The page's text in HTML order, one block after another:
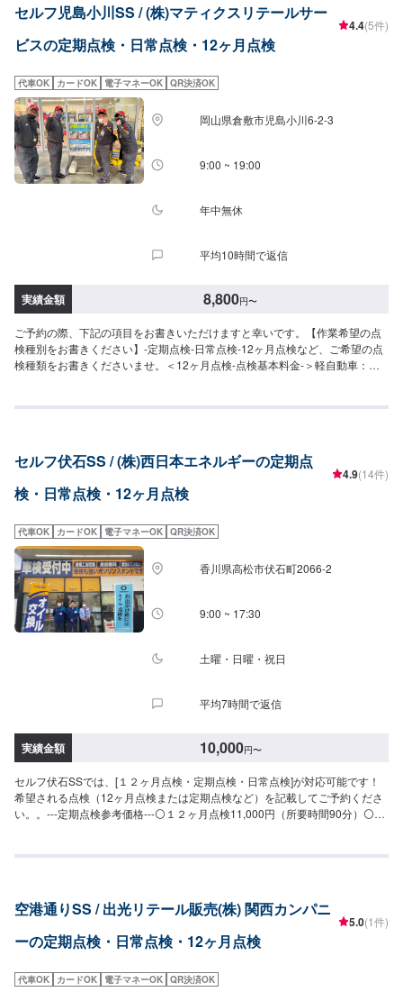
セルフ児島小川SS / (株)マティクスリテールサー
ビスの定期点検・日常点検・12ヶ月点検
4.4(5件)
代車OK カードOK 電子マネーOK QR決済OK
岡山県倉敷市児島小川6-2-3
9:00 ~ 19:00
年中無休
平均10時間で返信
実績金額 8,800円〜
ご予約の際、下記の項目をお書きいただけますと幸いです。【作業希望の点
検種別をお書きください】-定期点検-日常点検-12ヶ月点検など、ご希望の点
検種類をお書きくださいませ。＜12ヶ月点検-点検基本料金-＞軽自動車：
ある場合などは、入庫の際にお伝えくださいませ。同時に診ることも可能で
セルフ伏石SS / (株)西日本エネルギーの定期点
検・日常点検・12ヶ月点検
4.9(14件)
代車OK カードOK 電子マネーOK QR決済OK
香川県高松市伏石町2066-2
9:00 ~ 17:30
土曜・日曜・祝日
平均7時間で返信
実績金額 10,000円〜
セルフ伏石SSでは、[１２ヶ月点検・定期点検・日常点検]が対応可能です！
希望される点検（12ヶ月点検または定期点検など）を記載してご予約くださ
い。。---定期点検参考価格---⚪１２ヶ月点検11,000円（所要時間90分）⚪定
空港通りSS / 出光リテール販売(株) 関西カンパニ
ーの定期点検・日常点検・12ヶ月点検
5.0(1件)
代車OK カードOK 電子マネーOK QR決済OK